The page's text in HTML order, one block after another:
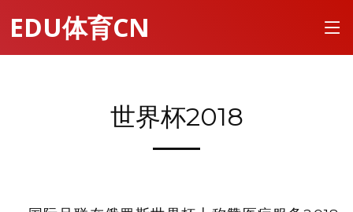
EDU体育CN
世界杯2018